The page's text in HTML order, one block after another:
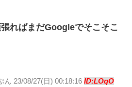
ればまだGoogleでそこそこ
ん 23/08/27(日) 00:18:16 ID:LOqO